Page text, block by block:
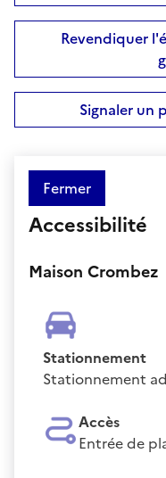
Revendiquer
Signaler un
Fermer
Accessibilité
Maison Crombez
Stationnement
Stationnement
Accès
Entrée de